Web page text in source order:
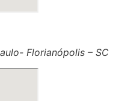
Florianópolis – SC